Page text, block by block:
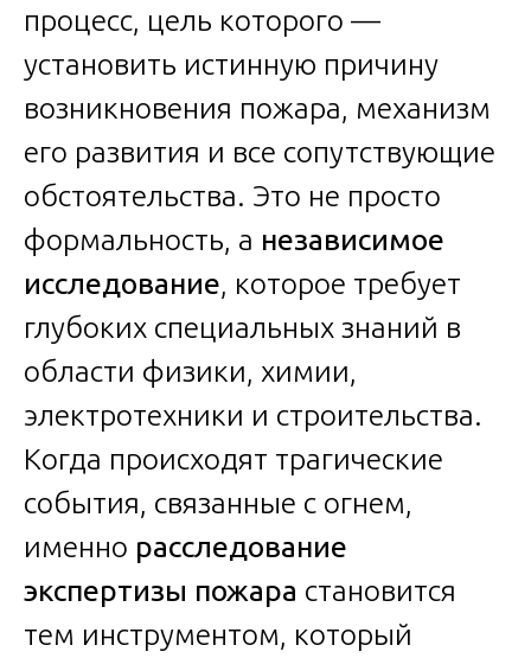
процесс, цель которого —
установить истинную причину
возникновения пожара, механизм
его развития и все сопутствующие
обстоятельства. Это не просто
формальность, а независимое
исследование, которое требует
глубоких специальных знаний в
области физики, химии,
электротехники и строительства.
Когда происходят трагические
события, связанные с огнем,
именно расследование
экспертизы пожара становится
тем инструментом, который